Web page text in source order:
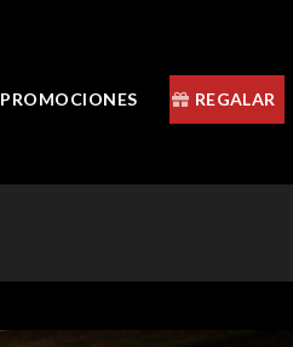
PROMOCIONES REGALAR